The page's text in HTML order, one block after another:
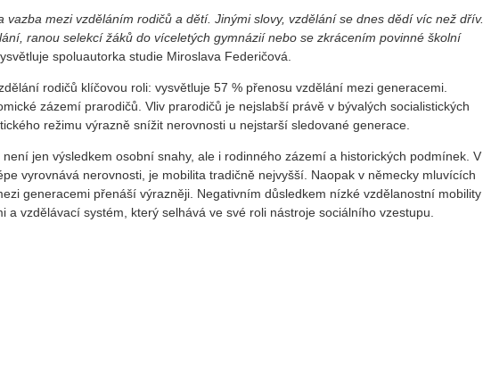
vazba mezi vzděláním rodičů a dětí. Jinými slovy, vzdělání se dnes dědí víc než dřív.
ranou selekcí žáků do víceletých gymnázií nebo se zkrácením povinné školní
spoluautorka studie Miroslava Federičová.
rodičů klíčovou roli: vysvětluje 57 % přenosu vzdělání mezi generacemi.
zázemí prarodičů. Vliv prarodičů je nejslabší právě v bývalých socialistických
režimu výrazně snížit nerovnosti u nejstarší sledované generace.
jen výsledkem osobní snahy, ale i rodinného zázemí a historických podmínek. V
vyrovnává nerovnosti, je mobilita tradičně nejvyšší. Naopak v německy mluvících
generacemi přenáší výrazněji. Negativním důsledkem nízké vzdělanostní mobility
a vzdělávací systém, který selhává ve své roli nástroje sociálního vzestupu.